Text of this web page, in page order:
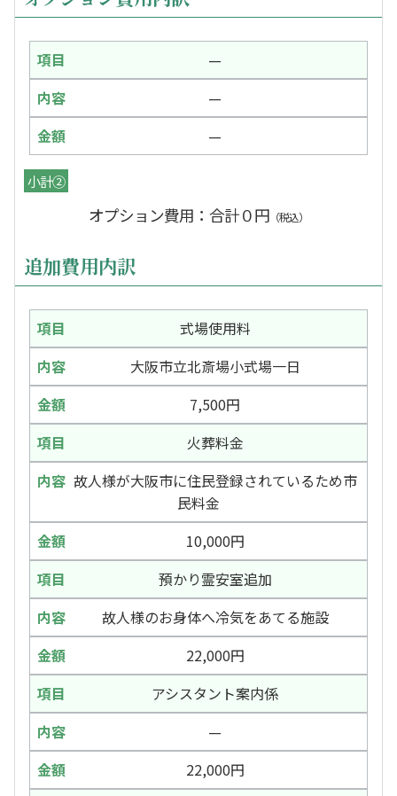
—
—
—
小計②
オプション費用：合計０円 （税込）
追加費用内訳
式場使用料
大阪市立北斎場小式場一日
7,500円
火葬料金
故人様が大阪市に住民登録されているため市
民料金
10,000円
預かり霊安室追加
故人様のお身体へ冷気をあてる施設
22,000円
アシスタント案内係
—
22,000円